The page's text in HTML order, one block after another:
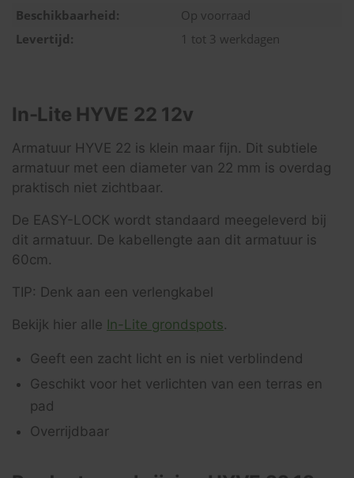
Beschikbaarheid:
Op voorraad
Levertijd:
1 tot 3 werkdagen
In-Lite HYVE 22 12v
Armatuur HYVE 22 is klein maar fijn. Dit subtiele
armatuur met een diameter van 22 mm is overdag
praktisch niet zichtbaar.
De EASY-LOCK wordt standaard meegeleverd bij
dit armatuur. De kabellengte aan dit armatuur is
60cm.
TIP: Denk aan een verlengkabel
Bekijk hier alle In-Lite grondspots.
Geeft een zacht licht en is niet verblindend
Geschikt voor het verlichten van een terras en
pad
Overrijdbaar